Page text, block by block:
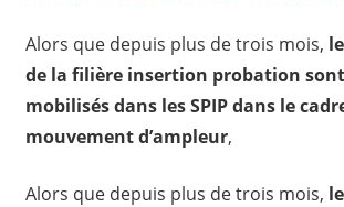
Alors que depuis plus de trois mois,
de la filière insertion probation
mobilisés dans les SPIP dans le
mouvement d’ampleur,
Alors que depuis plus de trois mois,